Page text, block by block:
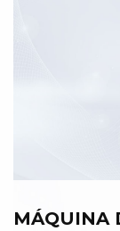
MÁQUINA